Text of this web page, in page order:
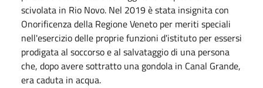
scivolata in Rio Novo. Nel 2019 è stata insignita con
Onorificenza della Regione Veneto per meriti speciali
nell'esercizio delle proprie funzioni d'istituto per essersi
prodigata al soccorso e al salvataggio di una persona
che, dopo avere sottratto una gondola in Canal Grande,
era caduta in acqua.